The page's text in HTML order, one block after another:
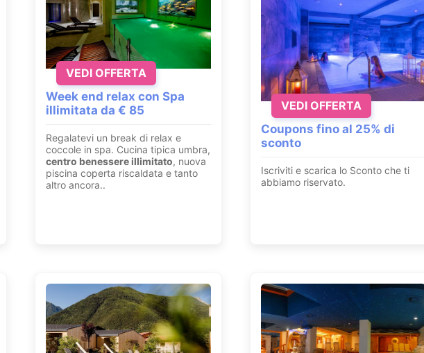
Week end relax con Spa
illimitata da € 85
Regalatevi un break di relax e
coccole in spa. Cucina tipica umbra,
centro benessere illimitato, nuova
piscina coperta riscaldata e tanto
altro ancora..
VEDI OFFERTA
Coupons fino al 25% di
sconto
Iscriviti e scarica lo Sconto che ti
abbiamo riservato.
VEDI OFFERTA